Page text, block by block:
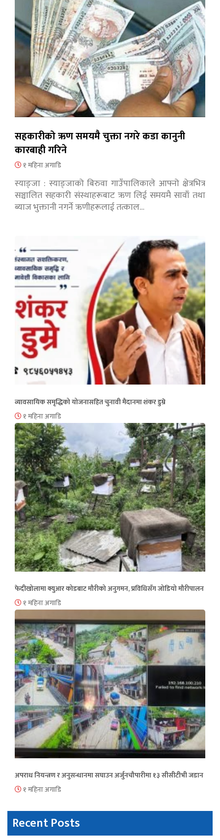
सहकारीको ऋण समयमै चुक्ता नगरे कडा कानुनी
कारबाही गरिने
१ महिना अगाडि
स्याङ्जा : स्याङ्जाको बिरुवा गाउँपालिकाले आफ्नो क्षेत्रभित्र
सञ्चालित सहकारी संस्थाहरूबाट ऋण लिई समयमै सावाँ तथा
ब्याज भुक्तानी नगर्ने ऋणीहरूलाई तत्काल…
व्यावसायिक समृद्धिको योजनासहित चुनावी मैदानमा शंकर डुम्रे
१ महिना अगाडि
फेदीखोलामा क्युआर कोडबाट मौरीको अनुगमन, प्रविधिसँग जोडियो मौरीपालन
१ महिना अगाडि
अपराध नियन्त्रण र अनुसन्धानमा सघाउन अर्जुनचौपारीमा १३ सीसीटीभी जडान
१ महिना अगाडि
Recent Posts